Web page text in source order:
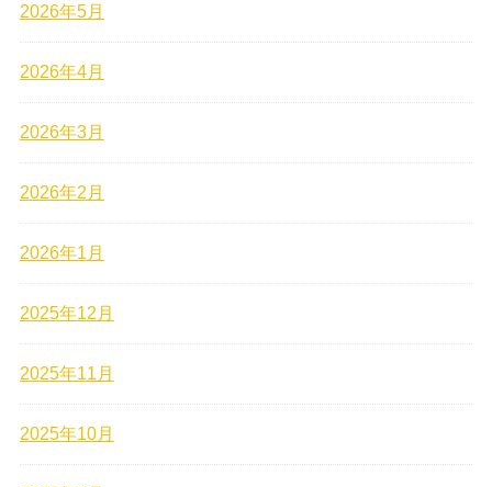
2026年5月
2026年4月
2026年3月
2026年2月
2026年1月
2025年12月
2025年11月
2025年10月